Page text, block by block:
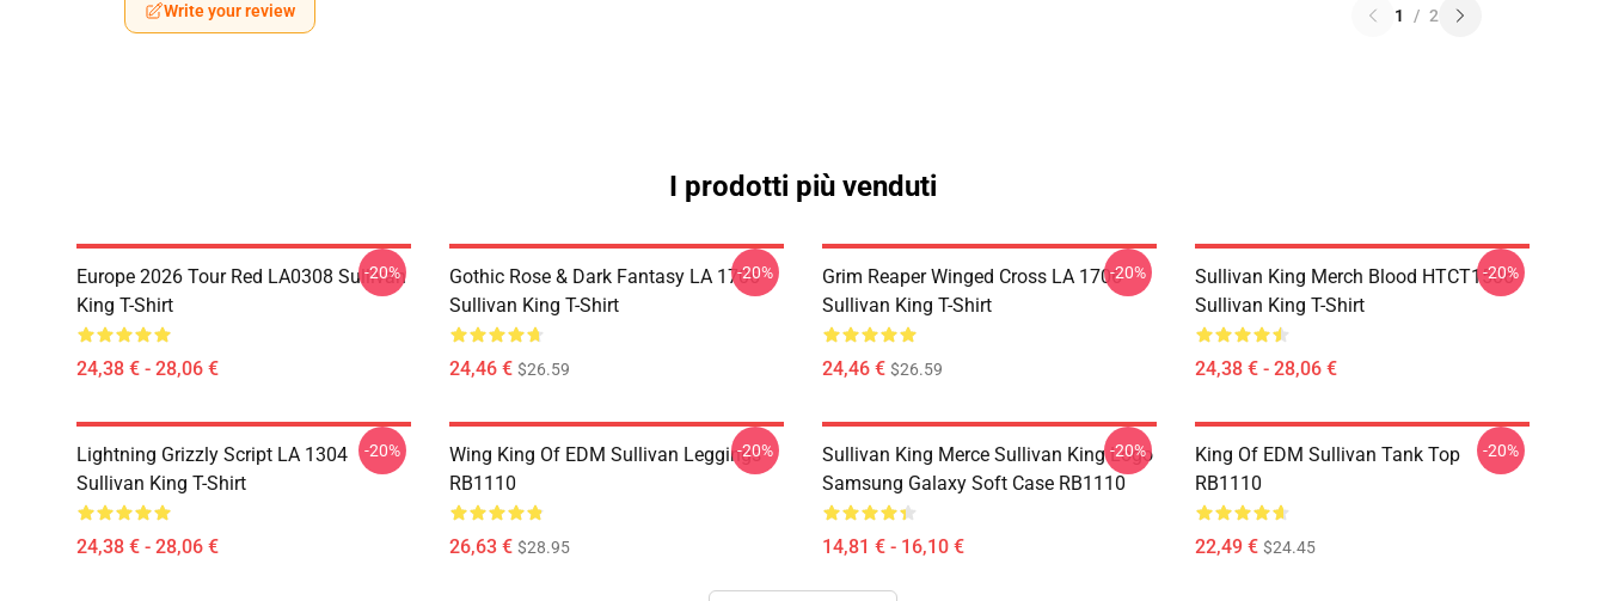
Write your review 1 / 2
I prodotti più venduti
Europe 2026 Tour Red LA0308 Sullivan
King T-Shirt
24,38 € - 28,06 €
-20%
Gothic Rose & Dark Fantasy LA 1706
Sullivan King T-Shirt
24,46 € $26.59
-20%
Grim Reaper Winged Cross LA 1706
Sullivan King T-Shirt
24,46 € $26.59
-20%
Sullivan King Merch Blood HTCT1506
Sullivan King T-Shirt
24,38 € - 28,06 €
-20%
Lightning Grizzly Script LA 1304
Sullivan King T-Shirt
24,38 € - 28,06 €
-20%
Wing King Of EDM Sullivan Leggings
RB1110
26,63 € $28.95
-20%
Sullivan King Merce Sullivan King Logo
Samsung Galaxy Soft Case RB1110
14,81 € - 16,10 €
-20%
King Of EDM Sullivan Tank Top
RB1110
22,49 € $24.45
-20%